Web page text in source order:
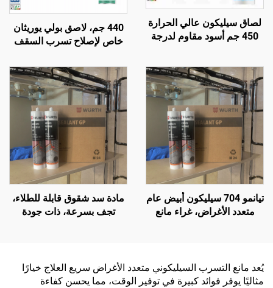
لصاق سيليكون عالي الحرارة
450 جم أسود مقاوم لدرجة
المقاوم للحرارة
440 جم، لاصق بولي يوريثان
خاص لإصلاح تسرب السقف
تسرب الفتحات، وللزجاج
الأمامي، مطاط أسود مقاوم
للماء
تيانمو 704 سيليكون أبيض عام
متعدد الأغراض، غراء مانع
مادة سد شقوق قابلة للطلاء،
تجف بسرعة، ذات جودة
يُعد مانع التسرب السيليكوني متعدد الأغراض سريع العلاج خيارًا
مثاليًا يوفر فوائد كبيرة في توفير الوقت، مما يحسن كفاءة